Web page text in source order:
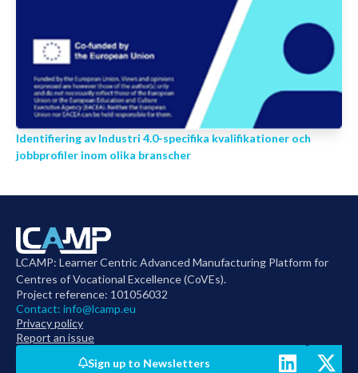
Identifiering av Industri 4.0-specifika kvalifikationer och
jobbprofiler inom olika branscher
LCAMP: Learner Centric Advanced Manufacturing Platform for
Centres of Vocational Excellence (CoVEs).
Project reference: 101056032
Contact: info@lcamp.eu
Privacy policy
Report an issue
Sign up to Newsletters